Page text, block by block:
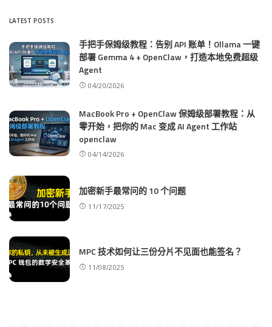
LATEST POSTS
手把手保姆级教程：告别 API 账单！Ollama 一键
部署 Gemma 4 + OpenClaw，打造本地免费超级
Agent
04/20/2026
MacBook Pro + OpenClaw 保姆级部署教程：从
零开始，把你的 Mac 变成 AI Agent 工作站
openclaw
04/14/2026
加密新手最常问的 10 个问题
11/17/2025
MPC 技术如何让三份分片不见面也能签名？
11/08/2025